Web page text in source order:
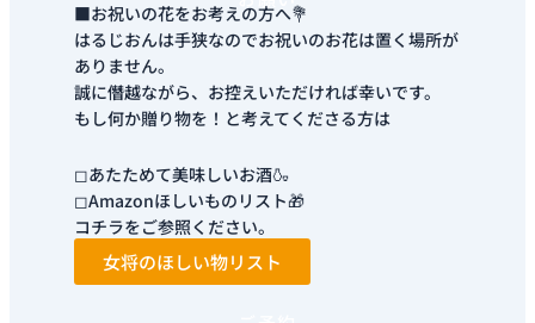
■お祝いの花をお考えの方へ💐
はるじおんは手狭なのでお祝いのお花は置く場所が
ありません。
誠に僭越ながら、お控えいただければ幸いです。
もし何か贈り物を！と考えてくださる方は
◻あたためて美味しいお酒🍶
◻Amazonほしいものリスト🎁
コチラをご参照ください。
女将のほしい物リスト